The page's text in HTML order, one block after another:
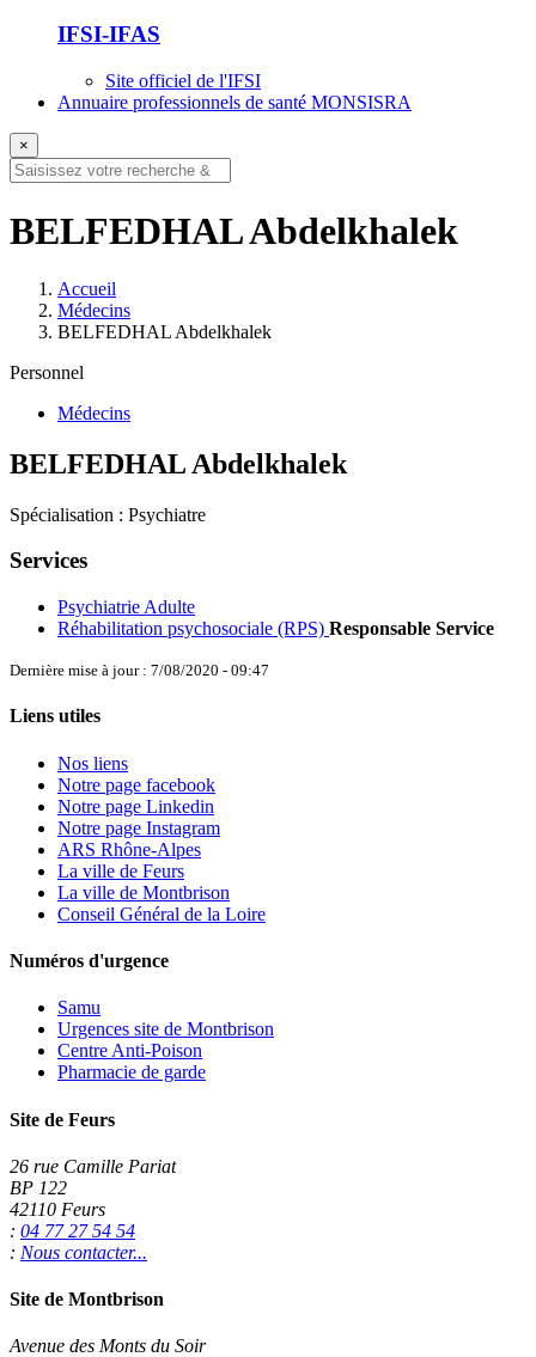
IFSI-IFAS
Site officiel de l'IFSI
Annuaire professionnels de santé MONSISRA
×
BELFEDHAL Abdelkhalek
Accueil
Médecins
BELFEDHAL Abdelkhalek
Personnel
Médecins
BELFEDHAL Abdelkhalek
Spécialisation : Psychiatre
Services
Psychiatrie Adulte
Réhabilitation psychosociale (RPS) Responsable Service
Dernière mise à jour : 7/08/2020 - 09:47
Liens utiles
Nos liens
Notre page facebook
Notre page Linkedin
Notre page Instagram
ARS Rhône-Alpes
La ville de Feurs
La ville de Montbrison
Conseil Général de la Loire
Numéros d'urgence
Samu
Urgences site de Montbrison
Centre Anti-Poison
Pharmacie de garde
Site de Feurs
26 rue Camille Pariat
BP 122
42110 Feurs
: 04 77 27 54 54
: Nous contacter...
Site de Montbrison
Avenue des Monts du Soir